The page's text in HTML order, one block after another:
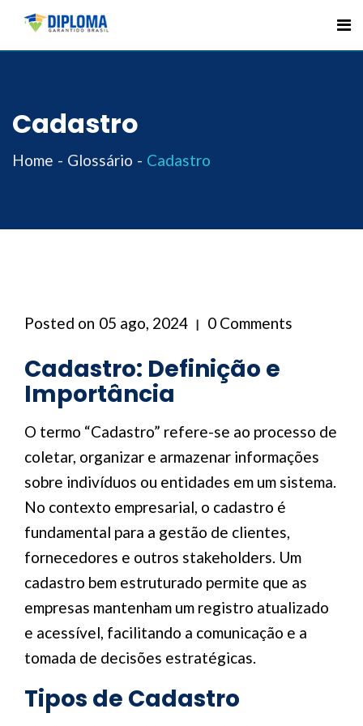
Skip
Cadastro
Home Glossário Cadastro
Posted on 05 ago, 2024 0 Comments
Cadastro: Definição e
Importância
O termo “Cadastro” refere-se ao processo de
coletar, organizar e armazenar informações
sobre indivíduos ou entidades em um sistema.
No contexto empresarial, o cadastro é
fundamental para a gestão de clientes,
fornecedores e outros stakeholders. Um
cadastro bem estruturado permite que as
empresas mantenham um registro atualizado
e acessível, facilitando a comunicação e a
tomada de decisões estratégicas.
Tipos de Cadastro